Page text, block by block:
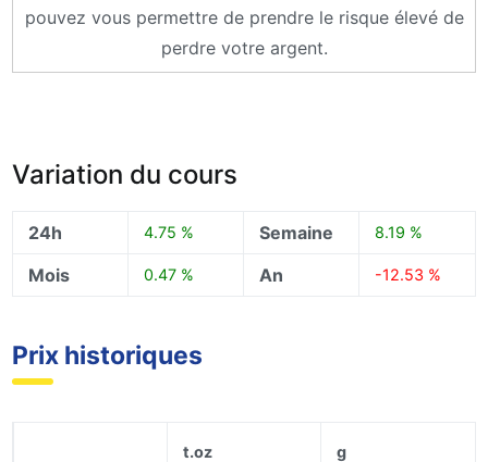
pouvez vous permettre de prendre le risque élevé de
perdre votre argent.
Variation du cours
24h 4.75 % Semaine 8.19 %
Mois 0.47 % An -12.53 %
Prix historiques
t.oz g